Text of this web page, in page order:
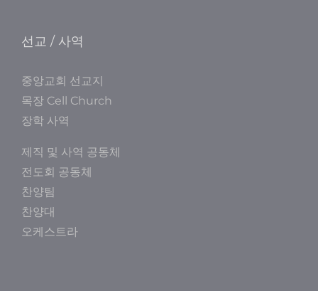
선교 / 사역
중앙교회 선교지
목장 Cell Church
장학 사역
제직 및 사역 공동체
전도회 공동체
찬양팀
찬양대
오케스트라